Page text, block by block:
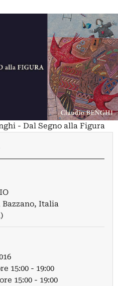
- Dal Segno alla Figura
Bazzano, Italia
15:00 - 19:00
15:00 - 19:00